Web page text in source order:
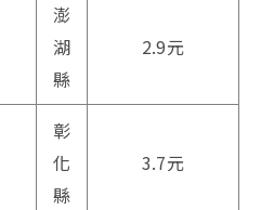
澎
湖
縣
2.9元
彰
化
縣
3.7元